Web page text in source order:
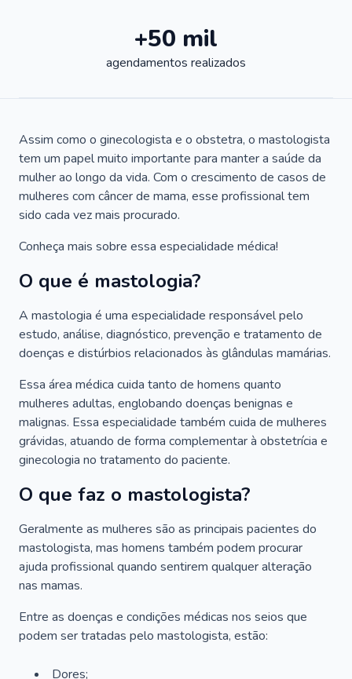
+50 mil
agendamentos realizados
Assim como o ginecologista e o obstetra, o mastologista
tem um papel muito importante para manter a saúde da
mulher ao longo da vida. Com o crescimento de casos de
mulheres com câncer de mama, esse profissional tem
sido cada vez mais procurado.
Conheça mais sobre essa especialidade médica!
O que é mastologia?
A mastologia é uma especialidade responsável pelo
estudo, análise, diagnóstico, prevenção e tratamento de
doenças e distúrbios relacionados às glândulas mamárias.
Essa área médica cuida tanto de homens quanto
mulheres adultas, englobando doenças benignas e
malignas. Essa especialidade também cuida de mulheres
grávidas, atuando de forma complementar à obstetrícia e
ginecologia no tratamento do paciente.
O que faz o mastologista?
Geralmente as mulheres são as principais pacientes do
mastologista, mas homens também podem procurar
ajuda profissional quando sentirem qualquer alteração
nas mamas.
Entre as doenças e condições médicas nos seios que
podem ser tratadas pelo mastologista, estão:
Dores;